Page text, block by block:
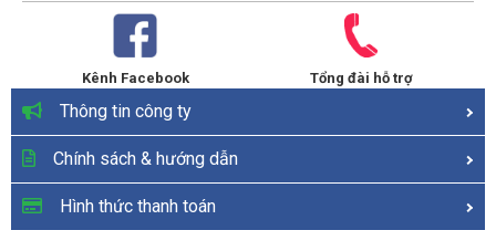
Kênh Facebook Tổng đài hỗ trợ
Thông tin công ty
Chính sách & hướng dẫn
Hình thức thanh toán